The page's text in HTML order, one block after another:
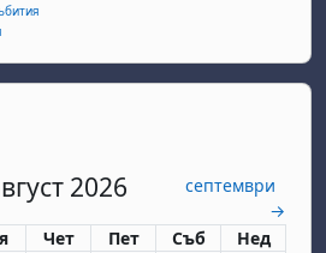
2026
септември
→
четвъртък
Чет петък
Пет събота
Съб неделя
Нед